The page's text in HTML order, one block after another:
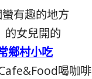
有趣的地方
的女兒開的
鄉村小吃
喝咖啡